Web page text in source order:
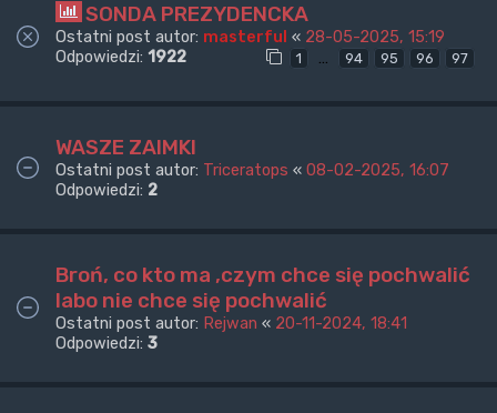
SONDA PREZYDENCKA
Ostatni post autor: masterful « 28-05-2025, 15:19
Odpowiedzi: 1922 1 … 94 95 96 97
WASZE ZAIMKI
Ostatni post autor: Triceratops « 08-02-2025, 16:07
Odpowiedzi: 2
Broń, co kto ma ,czym chce się pochwalić
labo nie chce się pochwalić
Ostatni post autor: Rejwan « 20-11-2024, 18:41
Odpowiedzi: 3